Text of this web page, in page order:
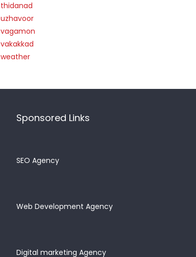
thidanad
uzhavoor
vagamon
vakakkad
weather
Sponsored Links
SEO Agency
Web Development Agency
Digital marketing Agency